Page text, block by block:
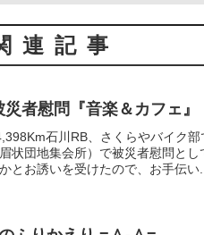
連記事
者慰問『音楽＆カフェ』
石川RB、さくらやバイク
状団地集会所）で被災者慰問と
とお誘いを受けたので、お手伝い...